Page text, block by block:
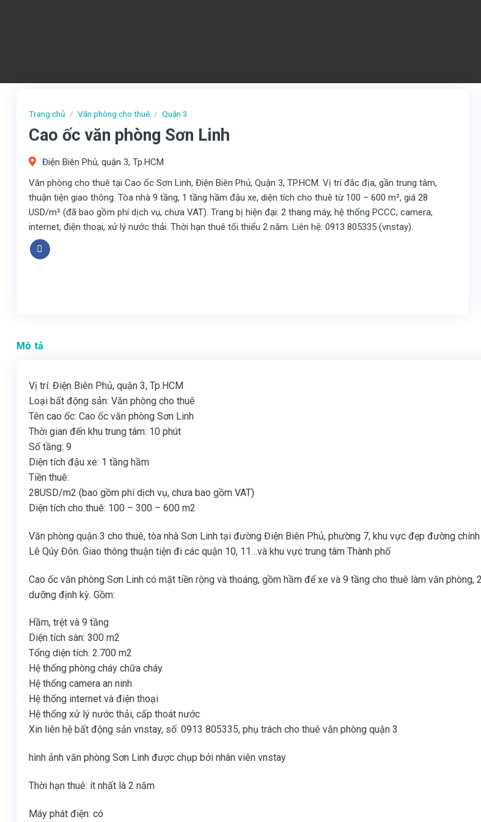
Trang chủ / Văn phòng cho thuê / Quận 3
Cao ốc văn phòng Sơn Linh
Điện Biên Phủ, quận 3, Tp.HCM
Văn phòng cho thuê tại Cao ốc Sơn Linh, Điện Biên Phủ, Quận 3, TP.HCM. Vị trí đắc địa, gần trung tâm,
thuận tiện giao thông. Tòa nhà 9 tầng, 1 tầng hầm đậu xe, diện tích cho thuê từ 100 – 600 m², giá 28
USD/m² (đã bao gồm phí dịch vụ, chưa VAT). Trang bị hiện đại: 2 thang máy, hệ thống PCCC, camera,
internet, điện thoại, xử lý nước thải. Thời hạn thuê tối thiểu 2 năm. Liên hệ: 0913 805335 (vnstay).
Mô tả
Vị trí: Điện Biên Phủ, quận 3, Tp.HCM
Loại bất động sản: Văn phòng cho thuê
Tên cao ốc: Cao ốc văn phòng Sơn Linh
Thời gian đến khu trung tâm: 10 phút
Số tầng: 9
Diện tích đậu xe: 1 tầng hầm
Tiền thuê:
28USD/m2 (bao gồm phí dịch vụ, chưa bao gồm VAT)
Diện tích cho thuê: 100 – 300 – 600 m2
Văn phòng quận 3 cho thuê, tòa nhà Sơn Linh tại đường Điện Biên Phủ, phường 7, khu vực đẹp đường
Lê Qúy Đôn. Giao thông thuận tiện đi các quận 10, 11…và khu vực trung tâm Thành phố
Cao ốc văn phòng Sơn Linh có mặt tiền rộng và thoáng, gồm hầm để xe và 9 tầng cho thuê làm văn
dưỡng định kỳ. Gồm:
Hầm, trệt và 9 tầng
Diện tích sàn: 300 m2
Tổng diện tích: 2.700 m2
Hệ thống phòng cháy chữa cháy
Hệ thống camera an ninh
Hệ thống internet và điện thoại
Hệ thống xử lý nước thải, cấp thoát nước
Xin liên hệ bất động sản vnstay, số: 0913 805335, phụ trách cho thuê văn phòng quận 3
hình ảnh văn phòng Sơn Linh được chụp bởi nhân viên vnstay
Thời hạn thuê: ít nhất là 2 năm
Máy phát điện: có